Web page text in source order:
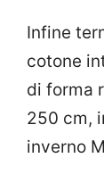
Infine
cotone
di forma
250 cm,
inverno